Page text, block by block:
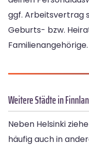
ggf. Arbeitsvertrag
Geburts- bzw.
Familienangehörige.
Weitere Städte in
Neben Helsinki
häufig auch in